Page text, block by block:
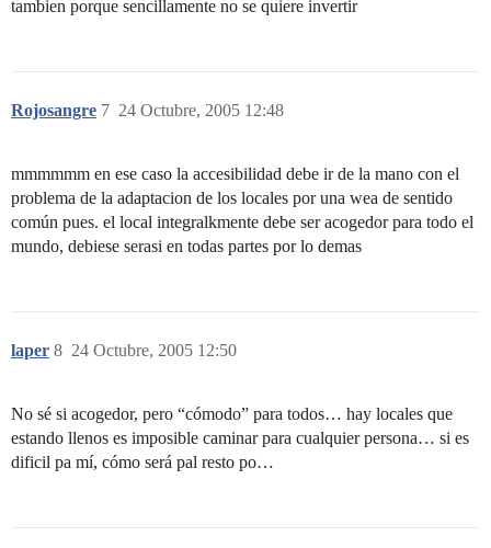
tambien porque sencillamente no se quiere invertir
Rojosangre 24 Octubre, 2005 12:48
7
mmmmmm en ese caso la accesibilidad debe ir de la mano con el
problema de la adaptacion de los locales por una wea de sentido
común pues. el local integralkmente debe ser acogedor para todo el
mundo, debiese serasi en todas partes por lo demas
laper 24 Octubre, 2005 12:50
8
No sé si acogedor, pero “cómodo” para todos… hay locales que
estando llenos es imposible caminar para cualquier persona… si es
dificil pa mí, cómo será pal resto po…